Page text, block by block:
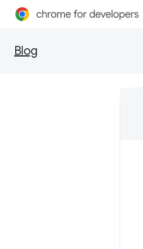
Blog